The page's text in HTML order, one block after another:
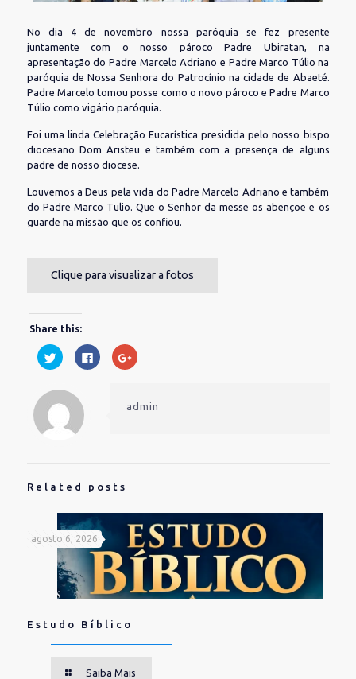
No dia 4 de novembro nossa paróquia se fez presente
juntamente com o nosso pároco Padre Ubiratan, na
apresentação do Padre Marcelo Adriano e Padre Marco Túlio na
paróquia de Nossa Senhora do Patrocínio na cidade de Abaeté.
Padre Marcelo tomou posse como o novo pároco e Padre Marco
Túlio como vigário paróquia.
Foi uma linda Celebração Eucarística presidida pelo nosso bispo
diocesano Dom Aristeu e também com a presença de alguns
padre de nosso diocese.
Louvemos a Deus pela vida do Padre Marcelo Adriano e também
do Padre Marco Tulio. Que o Senhor da messe os abençoe e os
guarde na missão que os confiou.
Clique para visualizar a fotos
Share this:
Clique
para
compartilhar
Twitter(abre
em
nova
janela)
Clique
para
compartilhar
Compartilhe
no
nova
janela)
admin
Related posts
agosto 6, 2026
Estudo Bíblico
Saiba Mais